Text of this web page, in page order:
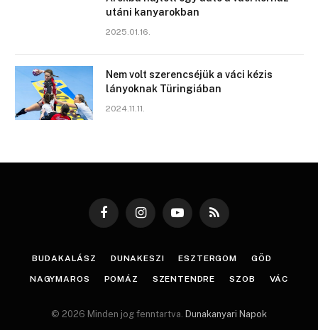
utáni kanyarokban
2025.01.16.
Nem volt szerencséjük a váci kézis
lányoknak Türingiában
2024.11.11.
FacebookInstagramYouTubeRSS
BUDAKALÁSZ DUNAKESZI ESZTERGOM GÖD
NAGYMAROS POMÁZ SZENTENDRE SZOB VÁC
© 2026 Minden jog fenntartva. Dunakanyari Napok